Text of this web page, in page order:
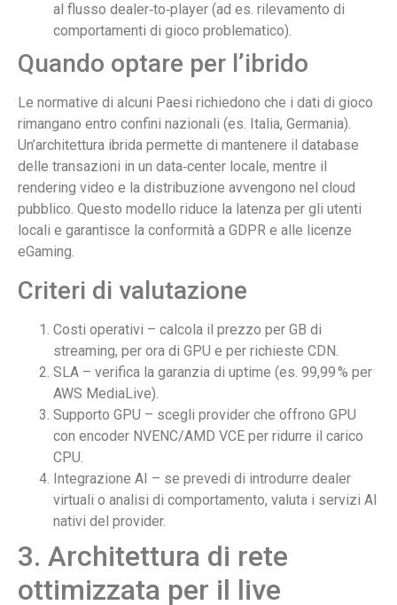
al flusso dealer‑to‑player (ad es. rilevamento di
comportamenti di gioco problematico).
Quando optare per l’ibrido
Le normative di alcuni Paesi richiedono che i dati di gioco
rimangano entro confini nazionali (es. Italia, Germania).
Un’architettura ibrida permette di mantenere il database
delle transazioni in un data‑center locale, mentre il
rendering video e la distribuzione avvengono nel cloud
pubblico. Questo modello riduce la latenza per gli utenti
locali e garantisce la conformità a GDPR e alle licenze
eGaming.
Criteri di valutazione
Costi operativi – calcola il prezzo per GB di
streaming, per ora di GPU e per richieste CDN.
SLA – verifica la garanzia di uptime (es. 99,99 % per
AWS MediaLive).
Supporto GPU – scegli provider che offrono GPU
con encoder NVENC/AMD VCE per ridurre il carico
CPU.
Integrazione AI – se prevedi di introdurre dealer
virtuali o analisi di comportamento, valuta i servizi AI
nativi del provider.
3. Architettura di rete
ottimizzata per il live